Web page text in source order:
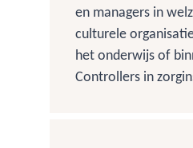
en managers in
culturele
het onderwijs of
Controllers in